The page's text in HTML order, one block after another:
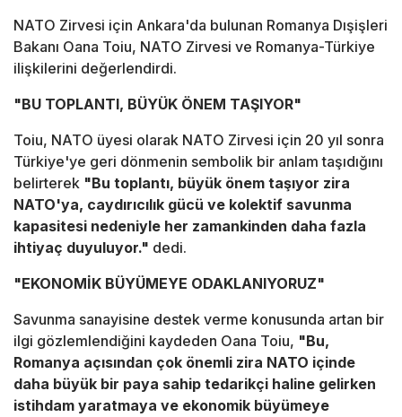
NATO Zirvesi için Ankara'da bulunan Romanya Dışişleri
Bakanı Oana Toiu, NATO Zirvesi ve Romanya-Türkiye
ilişkilerini değerlendirdi.
"BU TOPLANTI, BÜYÜK ÖNEM TAŞIYOR"
Toiu, NATO üyesi olarak NATO Zirvesi için 20 yıl sonra
Türkiye'ye geri dönmenin sembolik bir anlam taşıdığını
belirterek "Bu toplantı, büyük önem taşıyor zira
NATO'ya, caydırıcılık gücü ve kolektif savunma
kapasitesi nedeniyle her zamankinden daha fazla
ihtiyaç duyuluyor." dedi.
"EKONOMİK BÜYÜMEYE ODAKLANIYORUZ"
Savunma sanayisine destek verme konusunda artan bir
ilgi gözlemlendiğini kaydeden Oana Toiu, "Bu,
Romanya açısından çok önemli zira NATO içinde
daha büyük bir paya sahip tedarikçi haline gelirken
istihdam yaratmaya ve ekonomik büyümeye